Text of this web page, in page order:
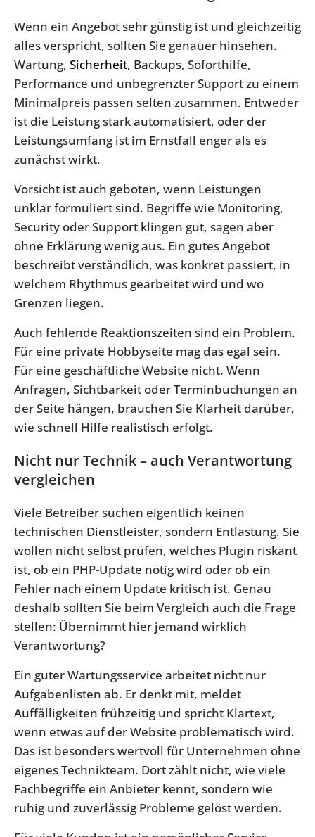
Wenn ein Angebot sehr günstig ist und gleichzeitig
alles verspricht, sollten Sie genauer hinsehen.
Wartung, Sicherheit, Backups, Soforthilfe,
Performance und unbegrenzter Support zu einem
Minimalpreis passen selten zusammen. Entweder
ist die Leistung stark automatisiert, oder der
Leistungsumfang ist im Ernstfall enger als es
zunächst wirkt.
Vorsicht ist auch geboten, wenn Leistungen
unklar formuliert sind. Begriffe wie Monitoring,
Security oder Support klingen gut, sagen aber
ohne Erklärung wenig aus. Ein gutes Angebot
beschreibt verständlich, was konkret passiert, in
welchem Rhythmus gearbeitet wird und wo
Grenzen liegen.
Auch fehlende Reaktionszeiten sind ein Problem.
Für eine private Hobbyseite mag das egal sein.
Für eine geschäftliche Website nicht. Wenn
Anfragen, Sichtbarkeit oder Terminbuchungen an
der Seite hängen, brauchen Sie Klarheit darüber,
wie schnell Hilfe realistisch erfolgt.
Nicht nur Technik – auch Verantwortung
vergleichen
Viele Betreiber suchen eigentlich keinen
technischen Dienstleister, sondern Entlastung. Sie
wollen nicht selbst prüfen, welches Plugin riskant
ist, ob ein PHP-Update nötig wird oder ob ein
Fehler nach einem Update kritisch ist. Genau
deshalb sollten Sie beim Vergleich auch die Frage
stellen: Übernimmt hier jemand wirklich
Verantwortung?
Ein guter Wartungsservice arbeitet nicht nur
Aufgabenlisten ab. Er denkt mit, meldet
Auffälligkeiten frühzeitig und spricht Klartext,
wenn etwas auf der Website problematisch wird.
Das ist besonders wertvoll für Unternehmen ohne
eigenes Technikteam. Dort zählt nicht, wie viele
Fachbegriffe ein Anbieter kennt, sondern wie
ruhig und zuverlässig Probleme gelöst werden.